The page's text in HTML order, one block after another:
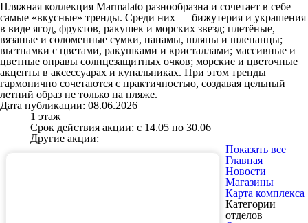
Пляжная коллекция Marmalato разнообразна и сочетает в себе
самые «вкусные» тренды. Среди них — бижутерия и украшения
в виде ягод, фруктов, ракушек и морских звезд; плетёные,
вязаные и соломенные сумки, панамы, шляпы и шлепанцы;
вьетнамки с цветами, ракушками и кристаллами; массивные и
цветные оправы солнцезащитных очков; морские и цветочные
акценты в аксессуарах и купальниках. При этом тренды
гармонично сочетаются с практичностью, создавая цельный
летний образ не только на пляже.
Дата публикации: 08.06.2026
1 этаж
Срок действия акции: с 14.05 по 30.06
Другие акции:
Показать все
Главная
Новости
Магазины
Карта комплекса
Категории
отделов